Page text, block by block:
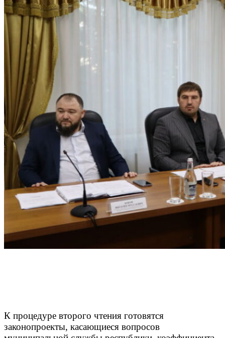
К процедуре второго чтения готовятся
законопроекты, касающиеся вопросов